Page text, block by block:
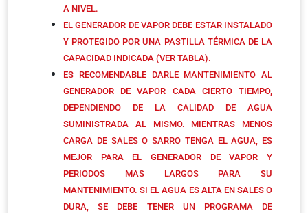
A NIVEL.
EL GENERADOR DE VAPOR DEBE ESTAR INSTALADO
Y PROTEGIDO POR UNA PASTILLA TÉRMICA DE LA
CAPACIDAD INDICADA (VER TABLA).
ES RECOMENDABLE DARLE MANTENIMIENTO AL
GENERADOR DE VAPOR CADA CIERTO TIEMPO,
DEPENDIENDO DE LA CALIDAD DE AGUA
SUMINISTRADA AL MISMO. MIENTRAS MENOS
CARGA DE SALES O SARRO TENGA EL AGUA, ES
MEJOR PARA EL GENERADOR DE VAPOR Y
PERIODOS MAS LARGOS PARA SU
MANTENIMIENTO. SI EL AGUA ES ALTA EN SALES O
DURA, SE DEBE TENER UN PROGRAMA DE